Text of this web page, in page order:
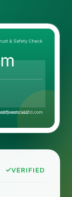
VERIFIED